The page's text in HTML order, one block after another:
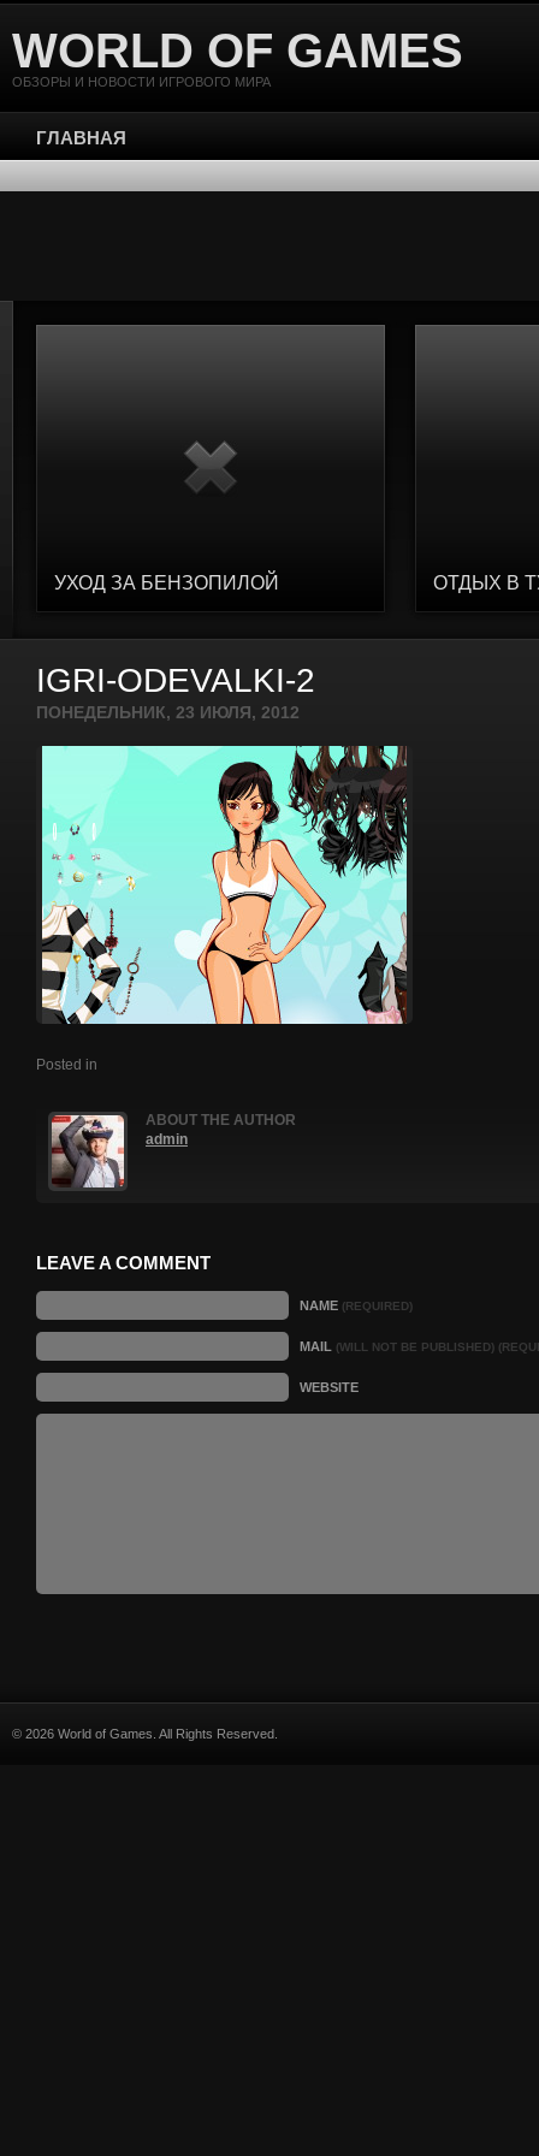
WORLD OF GAMES
ОБЗОРЫ И НОВОСТИ ИГРОВОГО МИРА
ГЛАВНАЯ
УХОД ЗА БЕНЗОПИЛОЙ ОТДЫХ В
IGRI-ODEVALKI-2
ПОНЕДЕЛЬНИК, 23 ИЮЛЯ, 2012
Posted in
ABOUT THE AUTHOR
admin
LEAVE A COMMENT
NAME (REQUIRED)
MAIL (WILL NOT BE PUBLISHED)
WEBSITE
© 2026 World of Games. All Rights Reserved.